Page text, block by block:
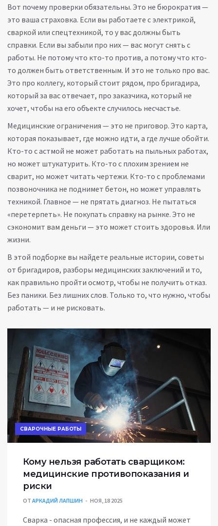
Вот почему проверки обязательны. Это не бюрократия —
это ваша страховка. Если вы работаете с электрикой,
сваркой или спецтехникой, то у вас должны быть
справки. Если вы забыли про них — вас могут снять с
работы. Не потому что кто-то против, а потому что кто-
то должен быть ответственным. И это не только про вас.
Это про коллегу, который стоит рядом, про бригадира,
который за вас отвечает, про заказчика, который не
хочет, чтобы на его объекте случилось несчастье.
Медицинские ограничения — это не приговор. Это карта,
которая показывает, где можно идти, а где лучше обойти.
Кто-то с астмой не может работать на пыльных работах,
но может штукатурить. Кто-то с плохим зрением не
сварит, но может читать чертежи. Кто-то с проблемами
позвоночника не поднимет бетон, но может управлять
техникой. Главное — не прятать диагноз. Не пытаться
«перетерпеть». Не покупать справку на рынке. Это не
сэкономит вам деньги — это может стоить здоровья. Или
жизни.
В этой подборке вы найдете реальные истории, советы
от бригадиров, разборы медицинских заключений и то,
как правильно пройти осмотр, чтобы не получить отказ.
Без паники. Без лишних слов. Только то, что нужно, чтобы
работать — и не рисковать.
СВАРОЧНЫЕ РАБОТЫ
Кому нельзя работать сварщиком:
медицинские противопоказания и
риски
ОТ АРКАДИЙ ЛАПШИН НОЯ, 18 2025
Сварка - опасная профессия, и не каждый может